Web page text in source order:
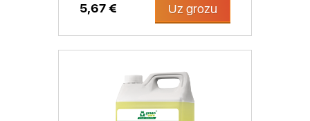
5,67 € Uz grozu